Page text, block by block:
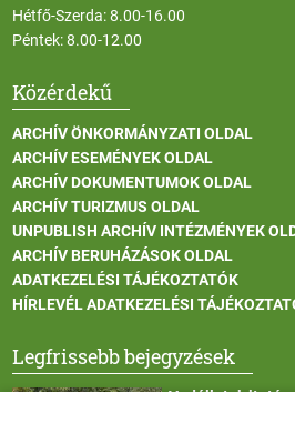
Hétfő-Szerda: 8.00-16.00
Péntek: 8.00-12.00
Közérdekű
ARCHÍV ÖNKORMÁNYZATI OLDAL
ARCHÍV ESEMÉNYEK OLDAL
ARCHÍV DOKUMENTUMOK OLDAL
ARCHÍV TURIZMUS OLDAL
UNPUBLISH ARCHÍV INTÉZMÉNYEK
ARCHÍV BERUHÁZÁSOK OLDAL
ADATKEZELÉSI TÁJÉKOZTATÓK
HÍRLEVÉL ADATKEZELÉSI
Legfrissebb bejegyzések
Vadállatok